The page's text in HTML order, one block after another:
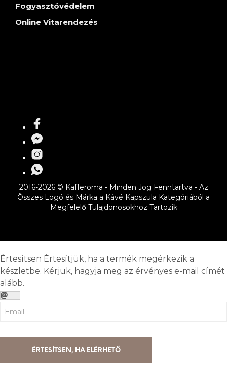
Fogyasztóvédelem
Online Vitarendezés
2016-2026 © Kafferoma - Minden Jog Fenntartva - Az
Összes Logó és Márka a Kávé Kapszula Kategóriából a
Megfelelő Tulajdonosokhoz Tartozik
Értesítsen Értesítjük, ha a termék megérkezik a
készletbe. Kérjük, hagyja meg az érvényes e-mail címét
alább.
ÉRTESÍTSEN, HA ELÉRHETŐ